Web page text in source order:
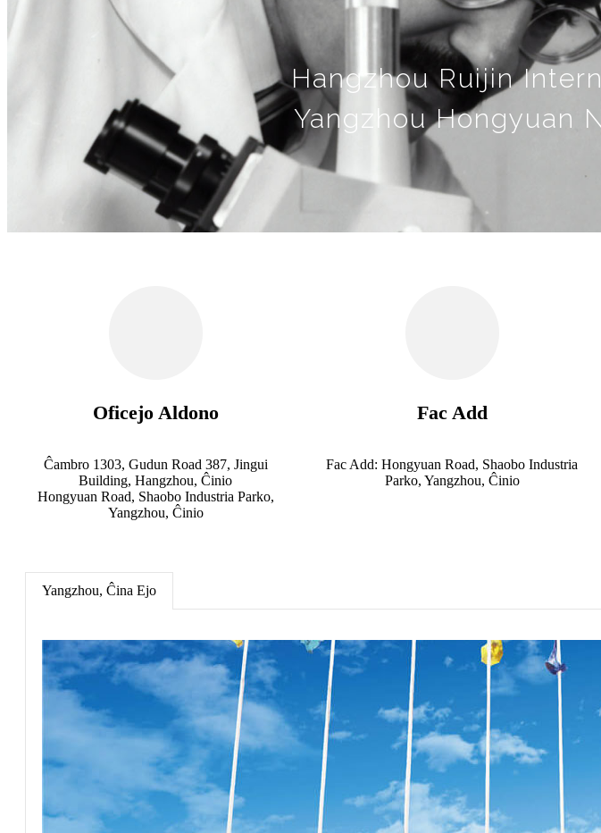
Hangzhou Ruijin
Yangzhou Hongyuan
Oficejo Aldono
Ĉambro 1303, Gudun Road 387, Jingui
Building, Hangzhou, Ĉinio
Hongyuan Road, Shaobo Industria Parko,
Yangzhou, Ĉinio
Fac Add
Fac Add: Hongyuan Road, Shaobo Industria
Parko, Yangzhou, Ĉinio
Yangzhou, Ĉina Ejo